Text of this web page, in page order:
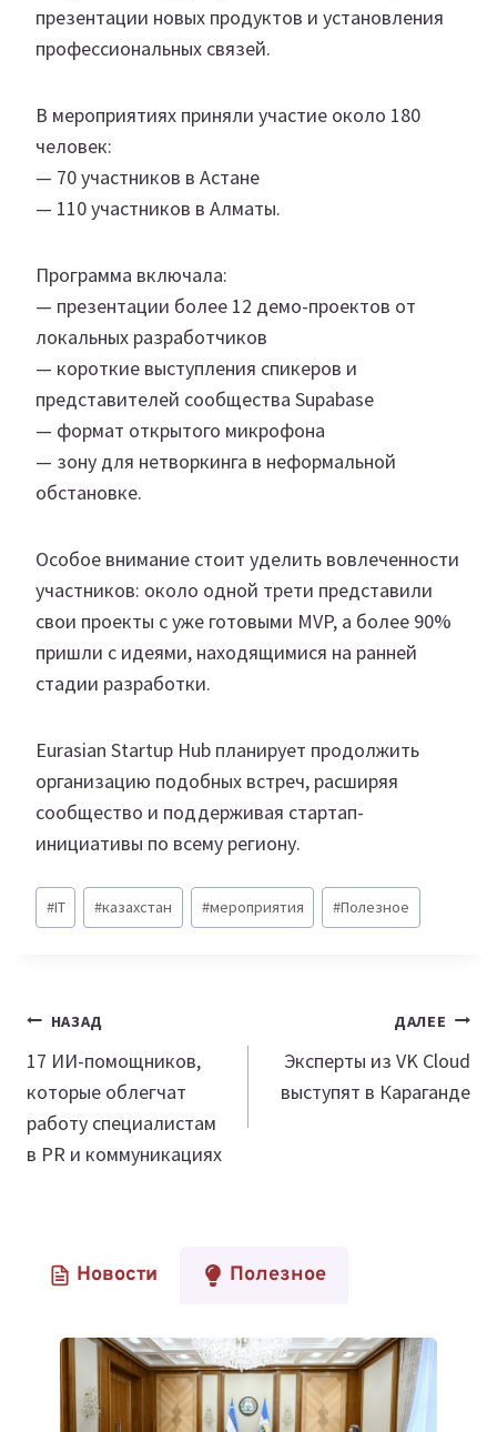
презентации новых продуктов и установления
профессиональных связей.
В мероприятиях приняли участие около 180
человек:
— 70 участников в Астане
— 110 участников в Алматы.
Программа включала:
— презентации более 12 демо-проектов от
локальных разработчиков
— короткие выступления спикеров и
представителей сообщества Supabase
— формат открытого микрофона
— зону для нетворкинга в неформальной
обстановке.
Особое внимание стоит уделить вовлеченности
участников: около одной трети представили
свои проекты с уже готовыми MVP, а более 90%
пришли с идеями, находящимися на ранней
стадии разработки.
Eurasian Startup Hub планирует продолжить
организацию подобных встреч, расширяя
сообщество и поддерживая стартап-
инициативы по всему региону.
Метки
записи:
#IT #казахстан #мероприятия #Полезное
Навигация
по
записям
НАЗАД
17 ИИ-помощников,
которые облегчат
работу специалистам
в PR и коммуникациях
ДАЛЕЕ
Эксперты из VK Cloud
выступят в Караганде
Новости Полезное